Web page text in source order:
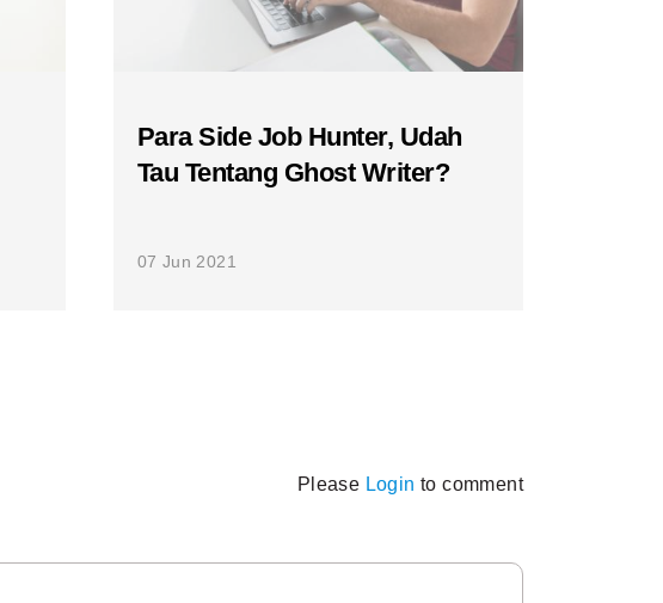
Para Side Job Hunter, Udah
Tau Tentang Ghost Writer?
07 Jun 2021
Please Login to comment